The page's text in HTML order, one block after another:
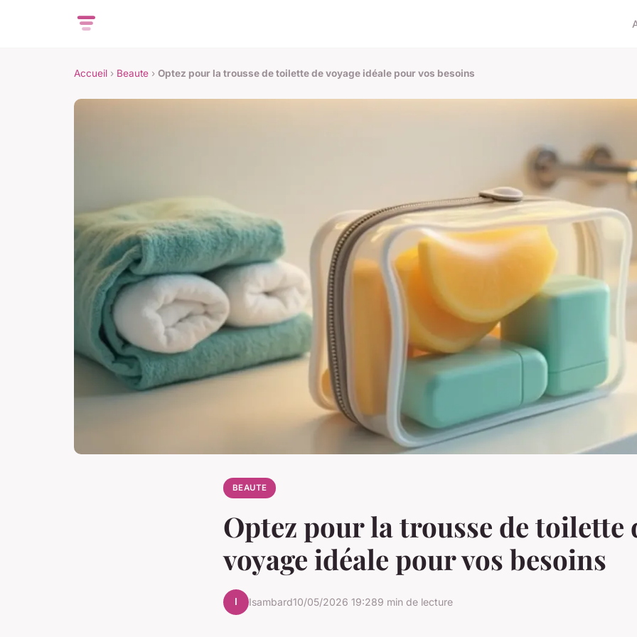
Accueil › Beaute › Optez pour la trousse de toilette de voyage idéale pour vos besoins
BEAUTE
Optez pour la trousse de toilette
voyage idéale pour vos besoins
I Isambard10/05/2026 19:289 min de lecture